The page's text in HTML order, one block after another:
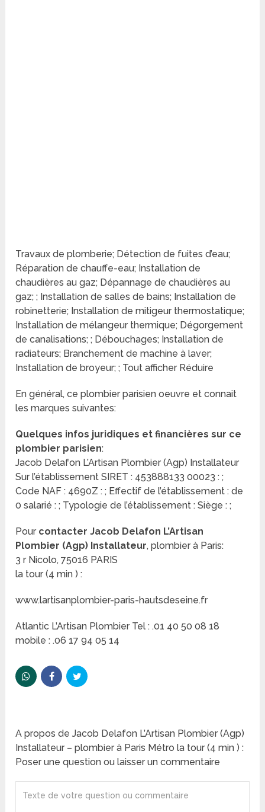
Travaux de plomberie; Détection de fuites d’eau;
Réparation de chauffe-eau; Installation de
chaudières au gaz; Dépannage de chaudières au
gaz; ; Installation de salles de bains; Installation de
robinetterie; Installation de mitigeur thermostatique;
Installation de mélangeur thermique; Dégorgement
de canalisations; ; Débouchages; Installation de
radiateurs; Branchement de machine à laver;
Installation de broyeur; ; Tout afficher Réduire
En général, ce plombier parisien oeuvre et connait
les marques suivantes:
Quelques infos juridiques et financières sur ce
plombier parisien:
Jacob Delafon L’Artisan Plombier (Agp) Installateur
Sur l’établissement SIRET : 453888133 00023 : ;
Code NAF : 4690Z : ; Effectif de l’établissement : de
0 salarié : ; Typologie de l’établissement : Siège : ;
Pour contacter Jacob Delafon L’Artisan
Plombier (Agp) Installateur, plombier à Paris:
3 r Nicolo, 75016 PARIS
la tour (4 min ) :
www.lartisanplombier-paris-hautsdeseine.fr
Atlantic L’Artisan Plombier Tel : .01 40 50 08 18
mobile : .06 17 94 05 14
A propos de Jacob Delafon L’Artisan Plombier (Agp)
Installateur – plombier à Paris Métro la tour (4 min ) :
Poser une question ou laisser un commentaire